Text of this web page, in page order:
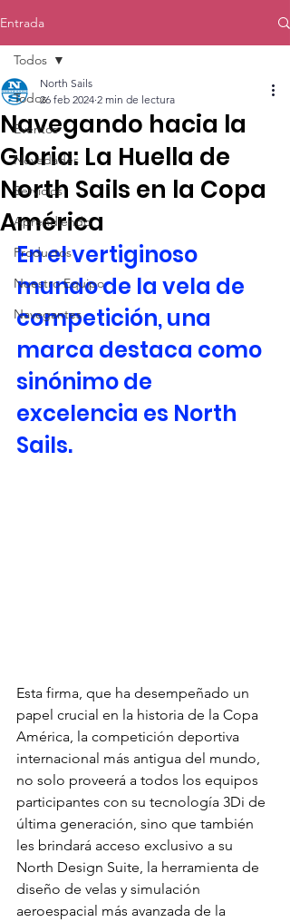
Entrada
Todos
Eventos
Novedades
Servicios
Aprendiendo
Productos
Nuestro Equipo
Navegantes
Todos
Navegando hacia la
Gloria: La Huella de
North Sails en la Copa
América
North Sails
26 feb 2024 2 min de lectura
En el vertiginoso
mundo de la vela de
competición, una
marca destaca como
sinónimo de
excelencia es North
Sails.
Esta firma, que ha desempeñado un
papel crucial en la historia de la Copa
América, la competición deportiva
internacional más antigua del mundo,
no solo proveerá a todos los equipos
participantes con su tecnología 3Di de
última generación, sino que también
les brindará acceso exclusivo a su
North Design Suite, la herramienta de
diseño de velas y simulación
aeroespacial más avanzada de la